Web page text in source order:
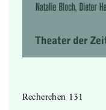
Recherchen 131